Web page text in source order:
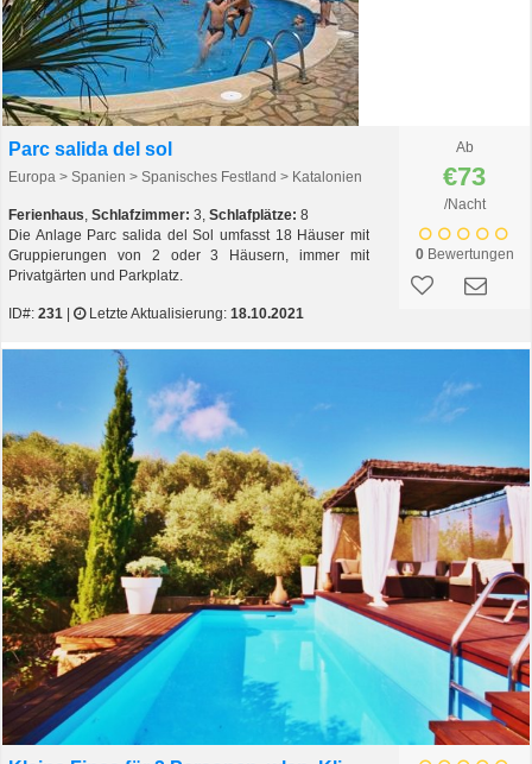
Parc salida del sol
Europa > Spanien > Spanisches Festland > Katalonien
Ferienhaus, Schlafzimmer: 3, Schlafplätze: 8
Die Anlage Parc salida del Sol umfasst 18 Häuser mit
Gruppierungen von 2 oder 3 Häusern, immer mit
Privatgärten und Parkplatz.
ID#: 231 Letzte Aktualisierung: 18.10.2021
Ab
€73
/Nacht
0Bewertungen